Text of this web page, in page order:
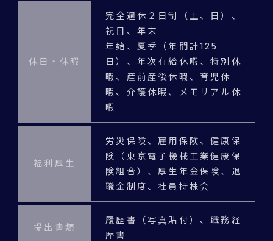
休日・休暇
完全週休２日制（土、日）、
祝日、年末
年始、夏季（年間計125
日）、年次有給休暇、特別休
暇、産前産後休暇、育児休
暇、介護休暇、メモリアル休
暇
福利厚生
労災保険、雇用保険、健康保
険（東京電子機械工業健康保
険組合）、厚生年金保険、退
職金制度、社員持株会
提出書類
履歴書（写真貼付）、職務経
歴書